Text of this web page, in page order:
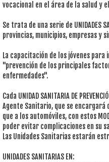
vocacional en el área de la salud y
Se trata de una serie de UNIDADES
provincias, municipios, empresas y
La capacitación de los jóvenes para
"prevención de los principales
enfermedades".
Cada UNIDAD SANITARIA DE
Agente Sanitario, que se encargará
que a los automóviles, con estos
poder evitar complicaciones en su
Las Unidades Sanitarias estarán
UNIDADES SANITARIAS EN: